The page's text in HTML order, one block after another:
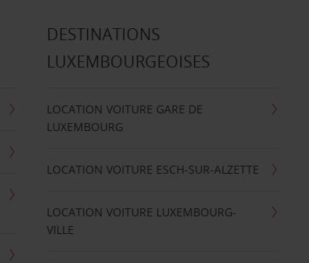
DESTINATIONS
LUXEMBOURGEOISES
LOCATION VOITURE GARE DE
LUXEMBOURG
LOCATION VOITURE ESCH-SUR-ALZETTE
LOCATION VOITURE LUXEMBOURG-
VILLE